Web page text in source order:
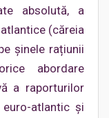
absolută, a
(căreia
șinele rațiunii
abordare
a raporturilor
atlantic și